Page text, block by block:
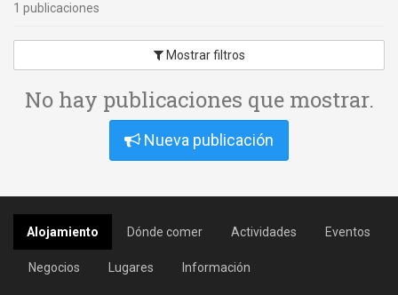
1 publicaciones
Mostrar filtros
No hay publicaciones que mostrar.
Nueva publicación
Alojamiento Dónde comer Actividades Eventos
Negocios Lugares Información